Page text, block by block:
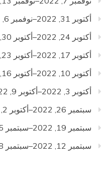
أكتوبر 31, 2022–نوفمبر 6, 2022
أكتوبر 24, 2022–أكتوبر 30, 2022
أكتوبر 17, 2022–أكتوبر 23, 2022
أكتوبر 10, 2022–أكتوبر 16, 2022
أكتوبر 3, 2022–أكتوبر 9, 2022
سبتمبر 26, 2022–أكتوبر 2, 2022
سبتمبر 19, 2022–سبتمبر 25, 2022
سبتمبر 12, 2022–سبتمبر 18, 2022